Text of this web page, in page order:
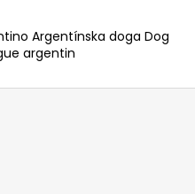
Argentínska doga Dog
argentin